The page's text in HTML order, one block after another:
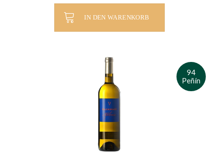
IN DEN WARENKORB
94
Peñín